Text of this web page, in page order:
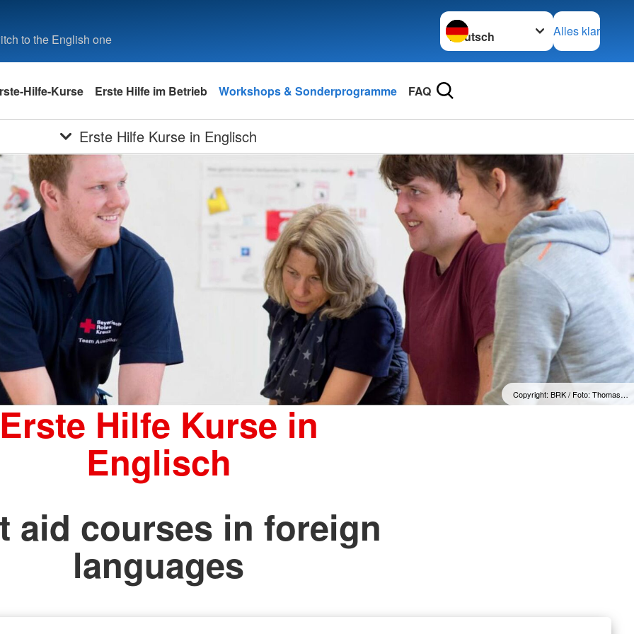
to the English one
Sprache wechseln zu
Alles klar
Hilfe-Kurse Erste Hilfe im Betrieb Workshops & Sonderprogramme FAQ
Erste Hilfe Kurse in Englisch
Copyright: BRK / Foto: Thomas…
Hilfe Kurse in
Englisch
aid courses in foreign
languages